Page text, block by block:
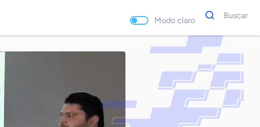
Modo claro
Dados
para
Buscar
Palavra
chave